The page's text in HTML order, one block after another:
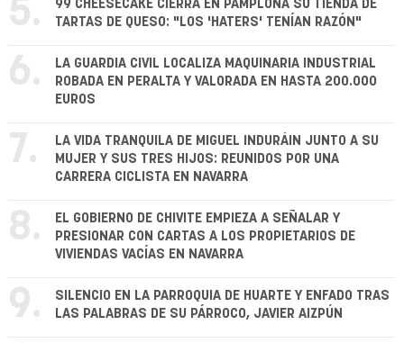
5.
99 CHEESECAKE CIERRA EN PAMPLONA SU TIENDA DE
TARTAS DE QUESO: "LOS 'HATERS' TENÍAN RAZÓN"
6.
LA GUARDIA CIVIL LOCALIZA MAQUINARIA INDUSTRIAL
ROBADA EN PERALTA Y VALORADA EN HASTA 200.000
EUROS
7.
LA VIDA TRANQUILA DE MIGUEL INDURÁIN JUNTO A SU
MUJER Y SUS TRES HIJOS: REUNIDOS POR UNA
CARRERA CICLISTA EN NAVARRA
8.
EL GOBIERNO DE CHIVITE EMPIEZA A SEÑALAR Y
PRESIONAR CON CARTAS A LOS PROPIETARIOS DE
VIVIENDAS VACÍAS EN NAVARRA
9.
SILENCIO EN LA PARROQUIA DE HUARTE Y ENFADO TRAS
LAS PALABRAS DE SU PÁRROCO, JAVIER AIZPÚN